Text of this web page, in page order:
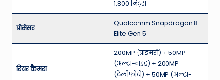
1,800 निट्स
प्रोसेसर
Qualcomm Snapdragon 8
Elite Gen 5
रियर कैमरा
200MP (प्राइमरी) + 50MP
(अल्ट्रा-वाइड) + 200MP
(टेलीफोटो) + 50MP (अल्ट्रा-